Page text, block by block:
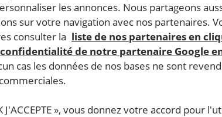
les annonces. Nous partageons
sur votre navigation avec nos partenaires.
consulter la liste de nos partenaires en
de notre partenaire Google
cas les données de nos bases ne sont
J'ACCEPTE », vous donnez votre accord pour